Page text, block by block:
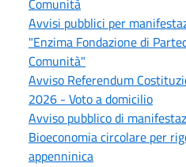
Comunità
Avvisi pubblici per
"Enzima Fondazione di
Comunità"
Avviso Referendum
2026 - Voto a domicilio
Avviso pubblico di
Bioeconomia circolare per
appenninica